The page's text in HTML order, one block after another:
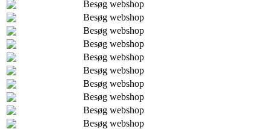
Besøg webshop
Besøg webshop
Besøg webshop
Besøg webshop
Besøg webshop
Besøg webshop
Besøg webshop
Besøg webshop
Besøg webshop
Besøg webshop